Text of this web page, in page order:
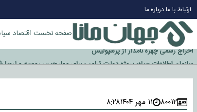
ارتباط با مادرباره ما
صفحه نخست اقتصاد
چرا طلا دوباره افزایشی شد؟
گزینه جدایی اوسمار روی میز مدیران پرسپولیس
آیا رئیس جمهور آمریکا قانون را دور می‌زند؟
اخراج رسمی چهره نامدار از پرسپولیس
سازمان اطلاعات سپاه: پروژه دولت ترامپ برای مهار چین، روسیه و
۸۰۰۱۲ ۱۱ مهر ۱۴۰۴
۸:۲۸